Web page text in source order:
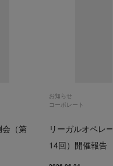
会（第
お知らせ
コーポレート
リーガルオペレ
14回）開催報告